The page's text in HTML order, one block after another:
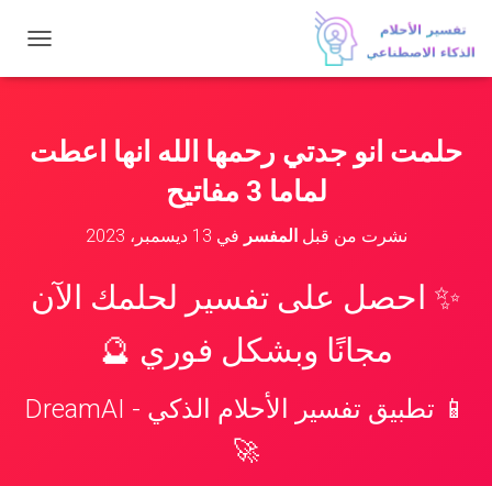
ب
ا
حلمت انو جدتي رحمها الله انها اعطت
لماما 3 مفاتيح
نشرت من قبلالمفسر في 13 ديسمبر، 2023
✨ احصل على تفسير لحلمك الآن
مجانًا وبشكل فوري 🔮
📱 تطبيق تفسير الأحلام الذكي - DreamAI
🚀